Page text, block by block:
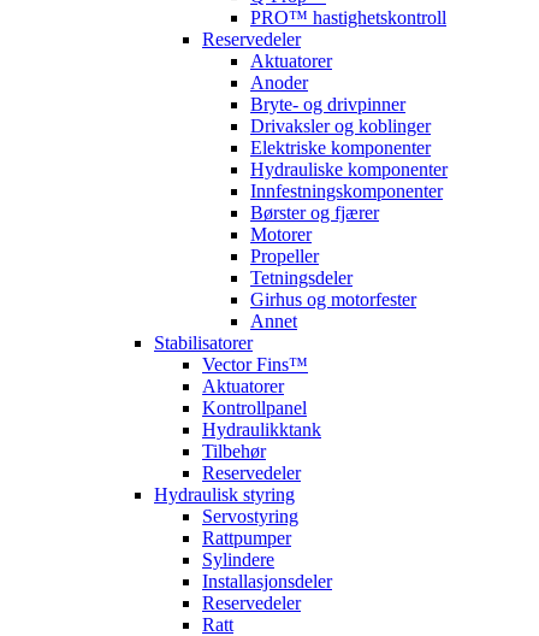
PRO™ hastighetskontroll
Reservedeler
Aktuatorer
Anoder
Bryte- og drivpinner
Drivaksler og koblinger
Elektriske komponenter
Hydrauliske komponenter
Innfestningskomponenter
Børster og fjærer
Motorer
Propeller
Tetningsdeler
Girhus og motorfester
Annet
Stabilisatorer
Vector Fins™
Aktuatorer
Kontrollpanel
Hydraulikktank
Tilbehør
Reservedeler
Hydraulisk styring
Servostyring
Rattpumper
Sylindere
Installasjonsdeler
Reservedeler
Ratt